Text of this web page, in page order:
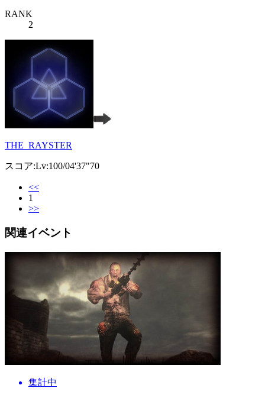
RANK
2
THE_RAYSTER
スコア:Lv:100/04'37"70
<<
1
>>
関連イベント
集計中